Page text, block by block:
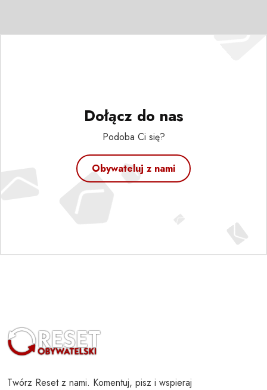
Dołącz do nas
Podoba Ci się?
Obywateluj z nami
Twórz Reset z nami. Komentuj, pisz i wspieraj